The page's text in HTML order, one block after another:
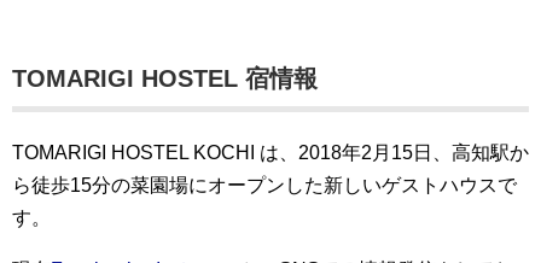
TOMARIGI HOSTEL 宿情報
TOMARIGI HOSTEL KOCHI は、2018年2月15日、高知駅か
ら徒歩15分の菜園場にオープンした新しいゲストハウスで
す。